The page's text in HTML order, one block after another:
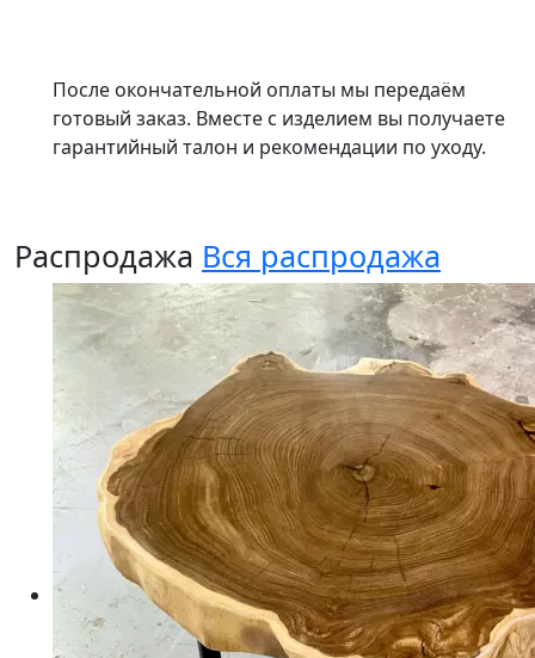
После окончательной оплаты мы передаём
готовый заказ. Вместе с изделием вы получаете
гарантийный талон и рекомендации по уходу.
Распродажа Вся распродажа